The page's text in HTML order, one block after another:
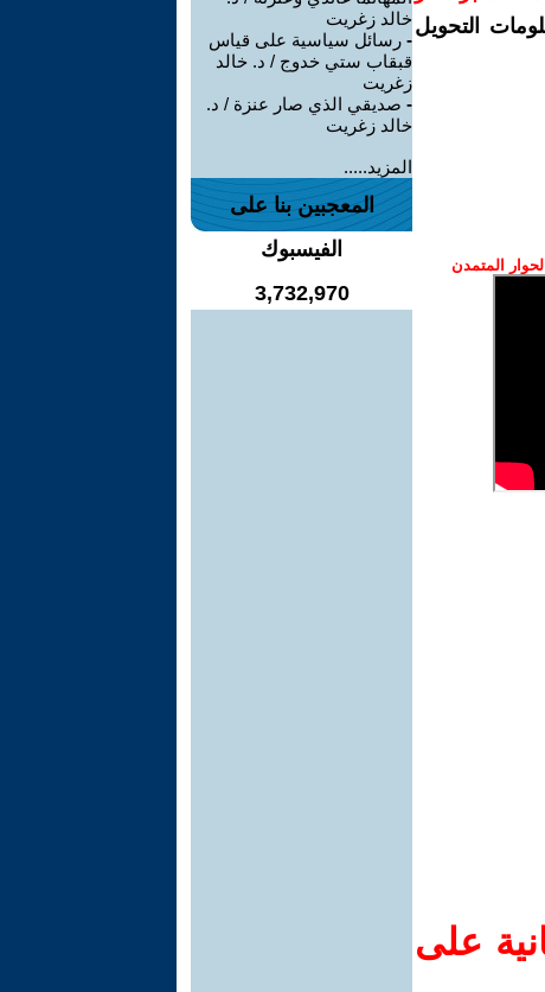
التحويل
المتمدن
على
خالد زغريت
- رسائل سياسية على قياس
قبقاب ستي خدوج / د. خالد
زغريت
- صديقي الذي صار عنزة / د.
خالد زغريت
المزيد.....
المعجبين بنا على
الفيسبوك
3,732,970